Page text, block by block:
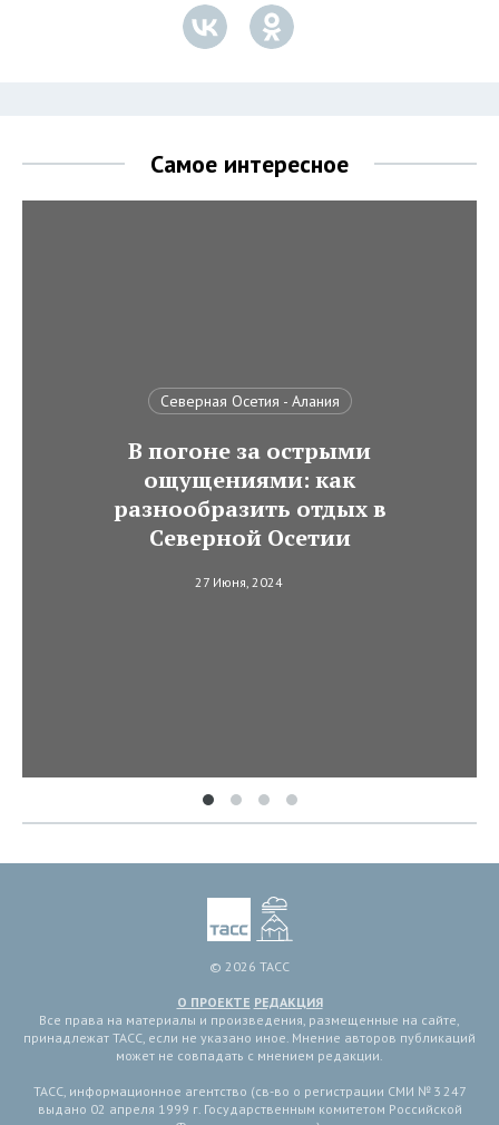
Самое интересное
Северная Осетия - Алания
В погоне за острыми
ощущениями: как
разнообразить отдых в
Северной Осетии
27 Июня, 2024
© 2026 ТАСС
О ПРОЕКТЕ РЕДАКЦИЯ
Все права на материалы и произведения, размещенные на сайте,
принадлежат ТАСС, если не указано иное. Мнение авторов публикаций
может не совпадать с мнением редакции.
ТАСС, информационное агентство (св-во о регистрации СМИ № 3 247
выдано 02 апреля 1999 г. Государственным комитетом Российской